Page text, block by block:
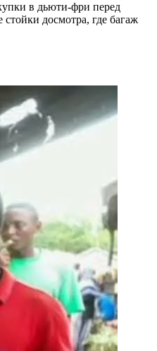
в дьюти-фри перед
досмотра, где багаж